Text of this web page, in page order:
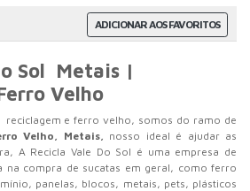
ADICIONAR AOS FAVORITOS
Sol Metais |
Velho
reciclagem e ferro velho, somos do ramo de
Velho, Metais, nosso ideal é ajudar as
A Recicla Vale Do Sol é uma empresa de
na compra de sucatas em geral, como ferro
panelas, blocos, metais, pets, plásticos